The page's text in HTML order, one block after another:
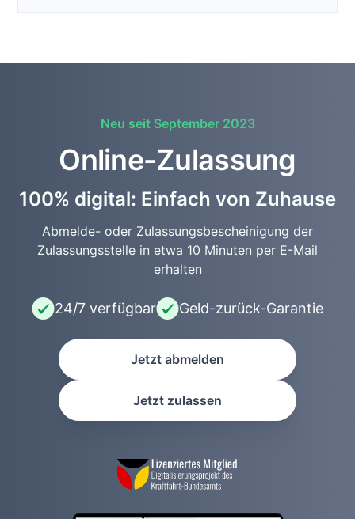
Neu seit September 2023
Online-Zulassung
100% digital: Einfach von Zuhause
Abmelde- oder Zulassungsbescheinigung der
Zulassungsstelle in etwa 10 Minuten per E-Mail
erhalten
24/7 verfügbar Geld-zurück-Garantie
Jetzt abmelden
Jetzt zulassen